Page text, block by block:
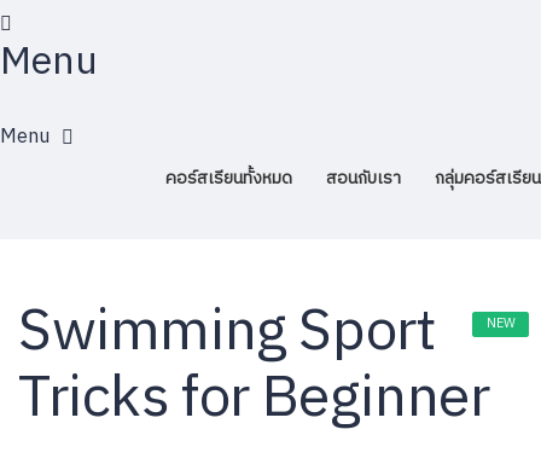
Menu
คอร์สเรียนทั้งหมด สอนกับเรา กลุ่มคอร์สเรียน
Swimming Sport
Tricks for Beginner
NEW
NEW